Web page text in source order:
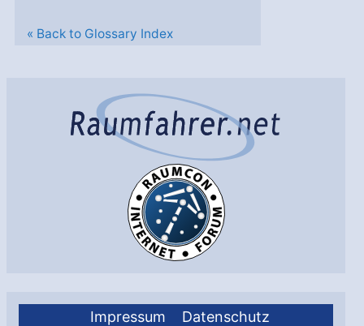
Impressum Datenschutz
« Back to Glossary Index